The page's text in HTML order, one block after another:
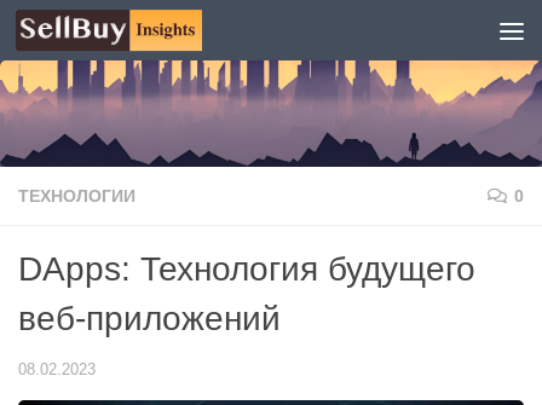
Перейти к содержимому
ТЕХНОЛОГИИ 0
DApps: Технология будущего
веб-приложений
08.02.2023